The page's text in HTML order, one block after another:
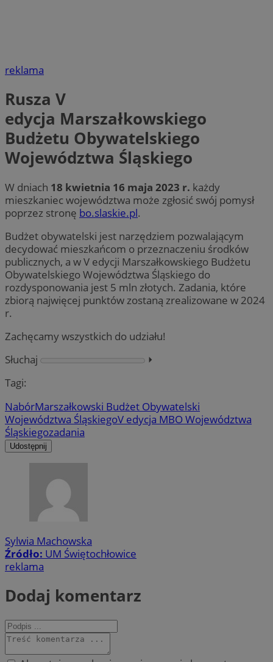
reklama
Rusza V
edycja Marszałkowskiego
Budżetu Obywatelskiego
Województwa Śląskiego
W dniach 18 kwietnia 16 maja 2023 r. każdy
mieszkaniec województwa może zgłosić swój pomysł
poprzez stronę bo.slaskie.pl.
Budżet obywatelski jest narzędziem pozwalającym
decydować mieszkańcom o przeznaczeniu środków
publicznych, a w V edycji Marszałkowskiego Budżetu
Obywatelskiego Województwa Śląskiego do
rozdysponowania jest 5 mln złotych. Zadania, które
zbiorą najwięcej punktów zostaną zrealizowane w 2024
r.
Zachęcamy wszystkich do udziału!
Słuchaj
⏵︎
Tagi:
NabórMarszałkowski Budżet Obywatelski
Województwa ŚląskiegoV edycja MBO Województwa
Śląskiegozadania
Udostępnij
Sylwia Machowska
Źródło: UM Świętochłowice
reklama
Dodaj komentarz